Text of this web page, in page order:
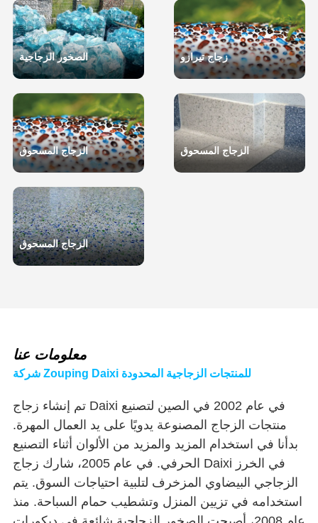
الصخور الزجاجية زجاج تيرازو
الزجاج المسحوق الزجاج المسحوق
الزجاج المسحوق
معلومات عنا
شركة Zouping Daixi للمنتجات الزجاجية المحدودة
تم إنشاء زجاج Daixi في عام 2002 في الصين لتصنيع
منتجات الزجاج المصنوعة يدويًا على يد العمال المهرة.
بدأنا في استخدام المزيد والمزيد من الألوان أثناء التصنيع
الحرفي. في عام 2005، شارك زجاج Daixi في الخرز
الزجاجي البيضاوي المزخرف لتلبية احتياجات السوق. يتم
استخدامه في تزيين المنزل وتشطيب حمام السباحة. منذ